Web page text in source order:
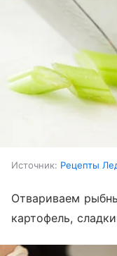
Источник: Рецепты
Отвариваем
картофель,